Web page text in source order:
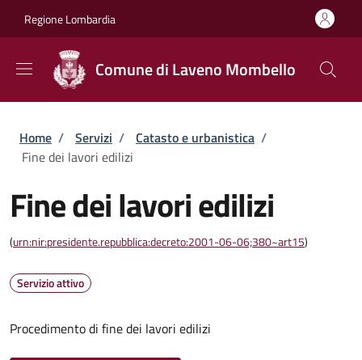
Regione Lombardia
Comune di Laveno Mombello
Briciole di pane
Home / Servizi / Catasto e urbanistica /
Fine dei lavori edilizi
Fine dei lavori edilizi
(urn:nir:presidente.repubblica:decreto:2001-06-06;380~art15)
Servizio attivo
Procedimento di fine dei lavori edilizi